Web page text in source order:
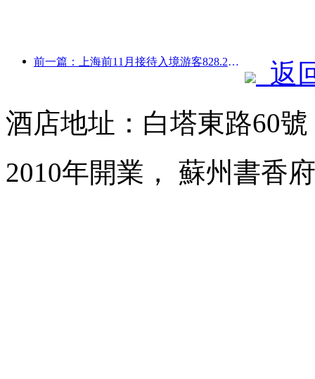
前一篇：上海前11月接待入境游客828.2萬人次，超越年初預期
返
酒店地址：白塔東路60
2010年開業， 蘇州書